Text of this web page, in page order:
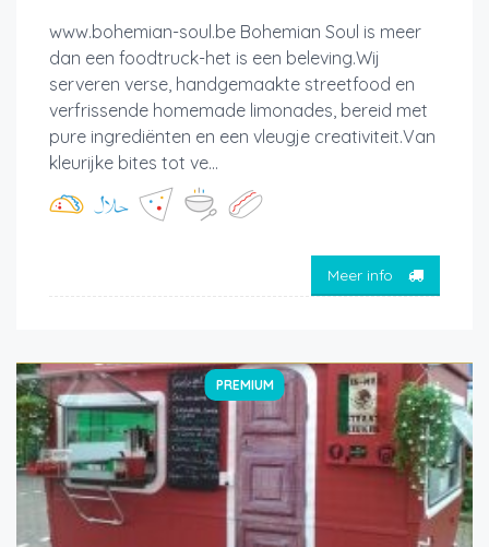
www.bohemian-soul.be Bohemian Soul is meer
dan een foodtruck-het is een beleving.Wij
serveren verse, handgemaakte streetfood en
verfrissende homemade limonades, bereid met
pure ingrediënten en een vleugje creativiteit.Van
kleurijke bites tot ve...
Meer info
PREMIUM